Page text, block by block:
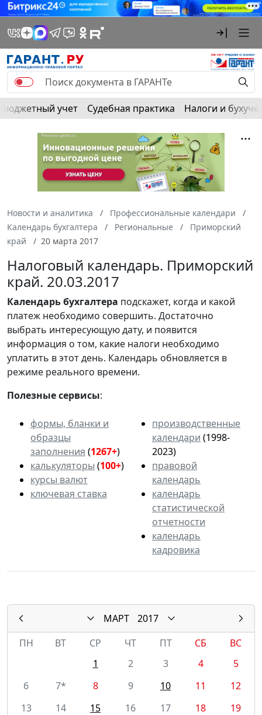
Бюджетный учет Судебная практика Налоги и
Новости и аналитика
Профессиональные календари
Календарь бухгалтера
Региональные
Приморский
край
20 марта 2017
Налоговый календарь. Приморский
край. 20.03.2017
Календарьбухгалтера подскажет, когда и какой
платеж необходимо совершить. Достаточно
выбрать интересующую дату, и появится
информация о том, какие налоги необходимо
уплатить в этот день. Календарь обновляется в
режиме реального времени.
Полезные сервисы:
формы, бланки и
образцы
заполнения (1267+)
калькуляторы (100+)
курсы валют
ключевая ставка
производственные
календари (1998-
2023)
правовой
календарь
календарь
статистической
отчетности
календарь
кадровика
МАРТ
2017
ПН
ВТ СР ЧТ ПТ СБ
ВС
1
2 3 4
5
6
7* 8 9 10 11
12
13
14 15 16 17 18
19